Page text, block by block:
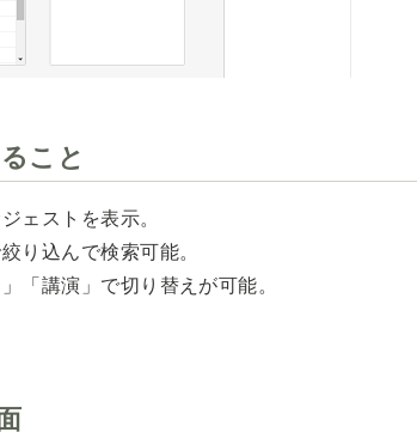
こと
ェストを表示。
り込んで検索可能。
「講演」で切り替えが可能。